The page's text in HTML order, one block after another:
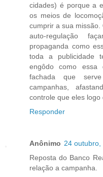
cidades) é porque a
os meios de
cumprir a sua
auto-regulação
propaganda como
toda a publicidade
engôdo como essa
fachada que
campanhas,
controle que eles logo
Responder
Anônimo 24 outubro,
Reposta do Banco
relação a campanha.